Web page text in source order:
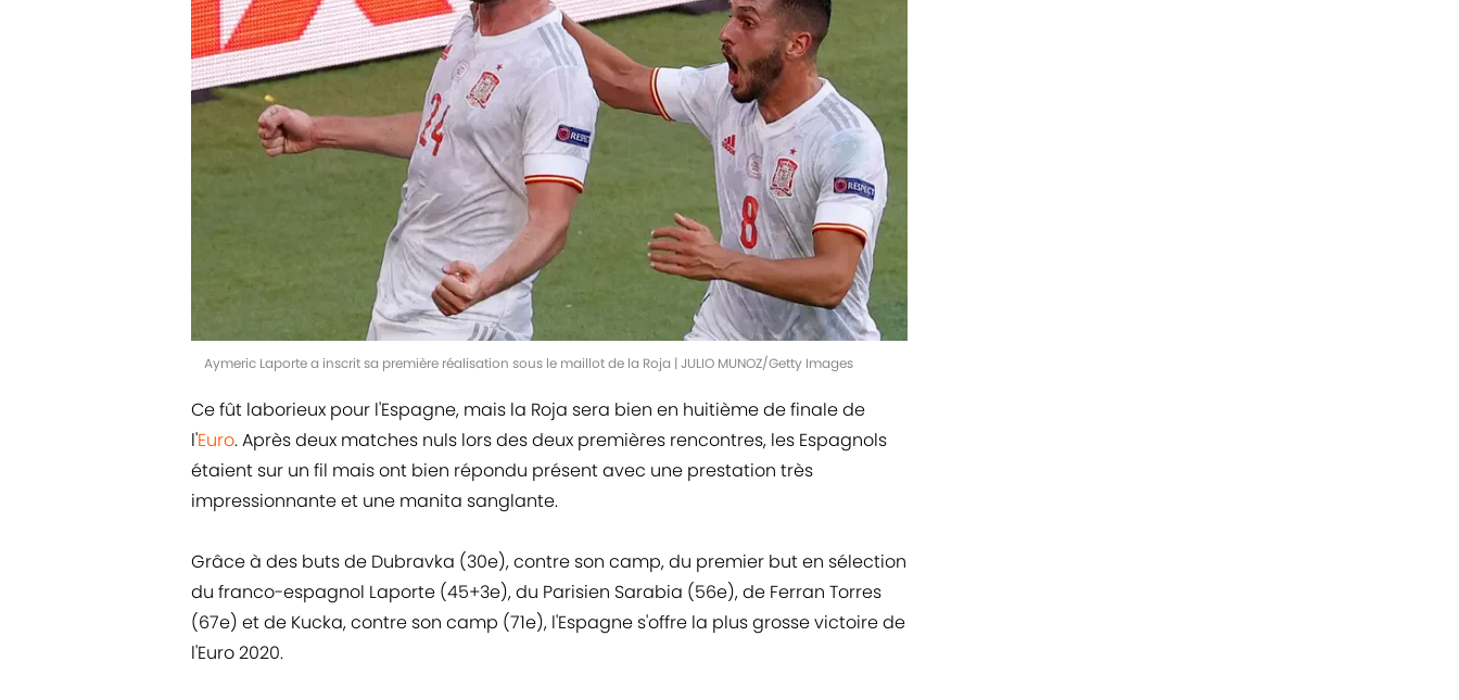
Aymeric Laporte a inscrit sa première réalisation sous le maillot de la Roja | JULIO MUNOZ/Getty Images
Ce fût laborieux pour l'Espagne, mais la Roja sera bien en huitième de finale de
l'Euro. Après deux matches nuls lors des deux premières rencontres, les Espagnols
étaient sur un fil mais ont bien répondu présent avec une prestation très
impressionnante et une manita sanglante.
Grâce à des buts de Dubravka (30e), contre son camp, du premier but en sélection
du franco-espagnol Laporte (45+3e), du Parisien Sarabia (56e), de Ferran Torres
(67e) et de Kucka, contre son camp (71e), l'Espagne s'offre la plus grosse victoire de
l'Euro 2020.